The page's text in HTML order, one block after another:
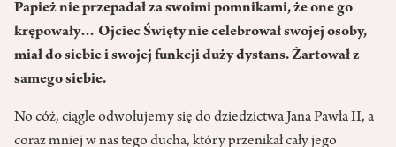
Papież nie przepadał za swoimi pomnikami, że one go
krępowały… Ojciec Święty nie celebrował swojej osoby,
miał do siebie i swojej funkcji duży dystans. Żartował z
samego siebie.
No cóż, ciągle odwołujemy się do dziedzictwa Jana Pawła II, a
coraz mniej w nas tego ducha, który przenikał cały jego